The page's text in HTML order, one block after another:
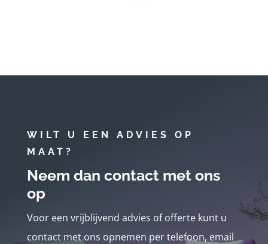
WILT U EEN ADVIES OP
MAAT?
Neem dan contact met ons
op
Voor een vrijblijvend advies of offerte kunt u
contact met ons opnemen per telefoon, email